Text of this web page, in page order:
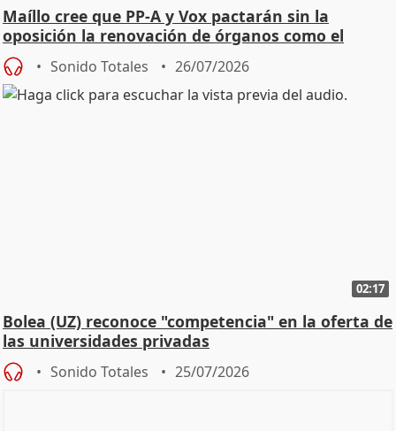
Maíllo cree que PP-A y Vox pactarán sin la
oposición la renovación de órganos como el
Defensor
Sonido Totales 26/07/2026
02:17
Bolea (UZ) reconoce "competencia" en la oferta de
las universidades privadas
Sonido Totales 25/07/2026